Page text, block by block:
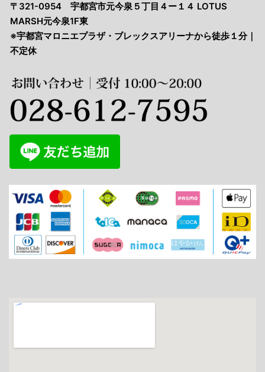
〒321-0954 宇都宮市元今泉５丁目４ー１４ LOTUS
MARSH元今泉1F東
※宇都宮マロニエプラザ・ブレックスアリーナから徒歩１分｜
不定休